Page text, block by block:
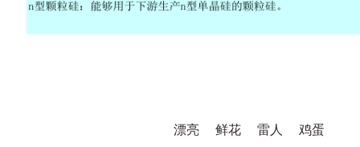
漂亮 鲜花 雷人 鸡蛋